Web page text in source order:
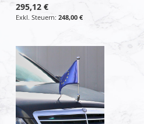
295,12 €
248,00 €